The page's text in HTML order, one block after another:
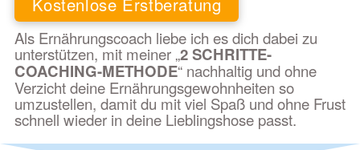
Als Ernährungscoach liebe ich es dich dabei zu
unterstützen, mit meiner „2 SCHRITTE-
COACHING-METHODE“ nachhaltig und ohne
Verzicht deine Ernährungsgewohnheiten so
umzustellen, damit du mit viel Spaß und ohne Frust
schnell wieder in deine Lieblingshose passt.